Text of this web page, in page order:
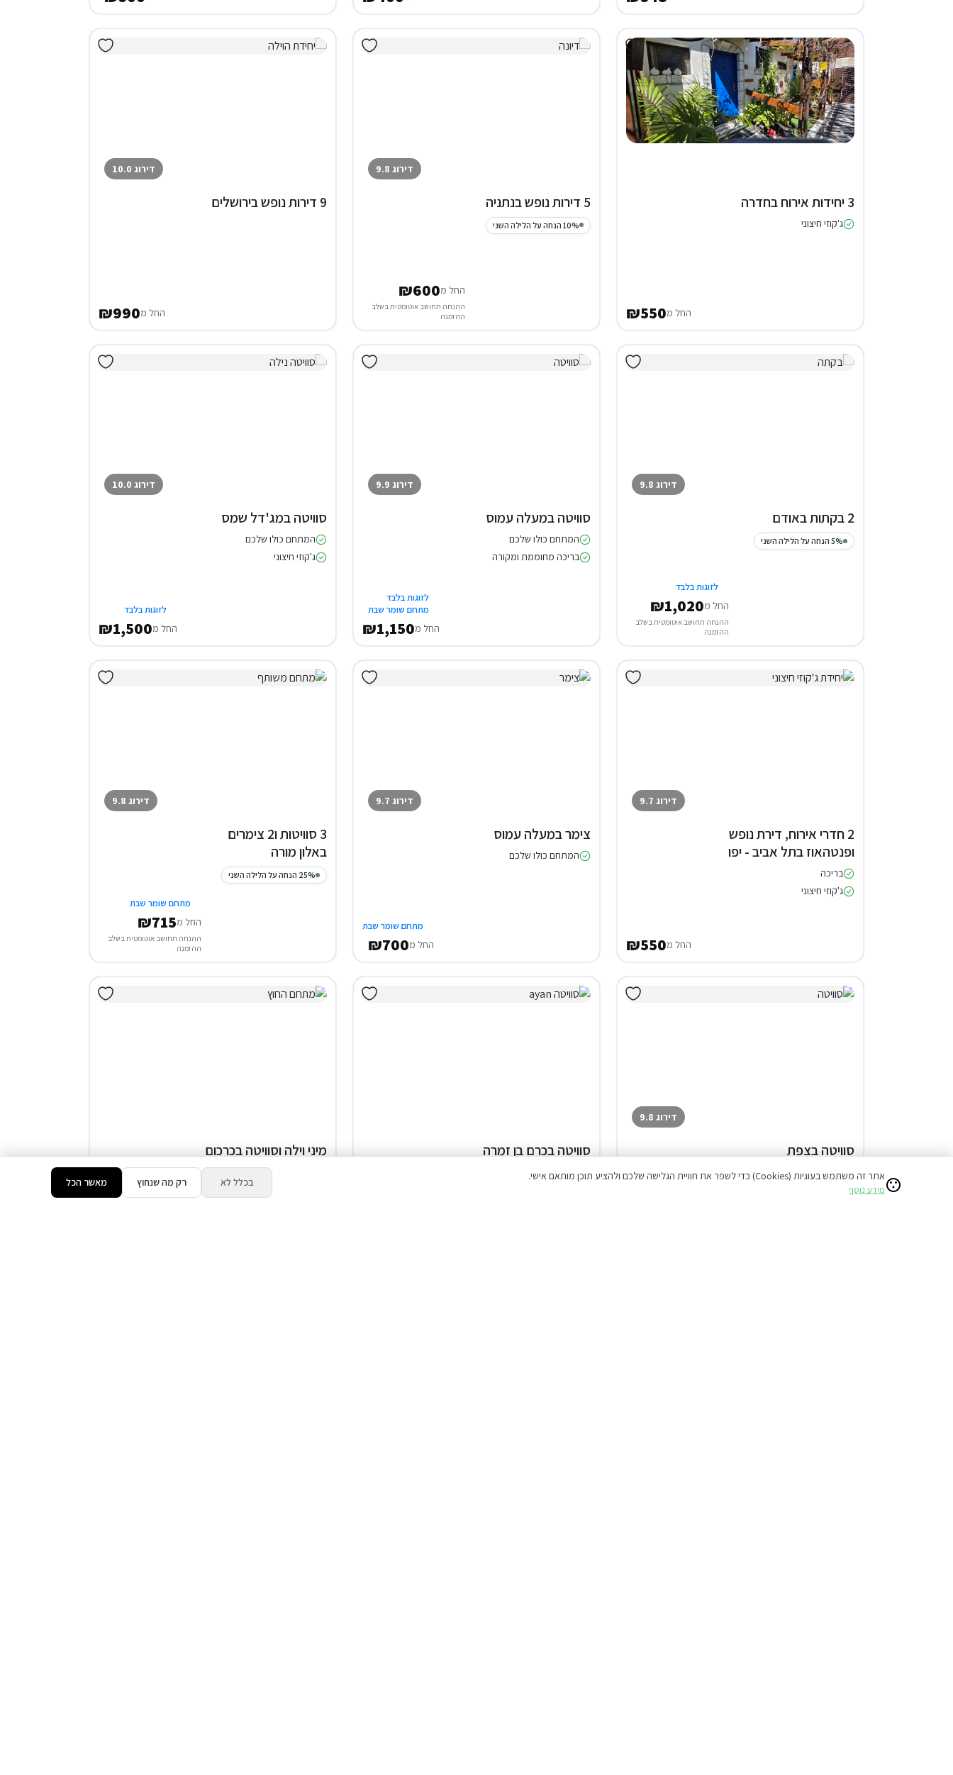
3 יחידות אירוח בחדרה
ג'קוזי חיצוני
החל מ₪550
דירוג 9.8
5 דירות נופש בנתניה
10% הנחה על הלילה השני
החל מ₪600
ההנחה תחושב אוטומטית בשלב
ההזמנה
דירוג 10.0
9 דירות נופש בירושלים
החל מ₪990
דירוג 9.8
2 בקתות באודם
5% הנחה על הלילה השני
לזוגות בלבד
החל מ₪1,020
ההנחה תחושב אוטומטית בשלב
ההזמנה
דירוג 9.9
סוויטה במעלה עמוס
המתחם כולו שלכם
בריכה מחוממת ומקורה
לזוגות בלבד
מתחם שומר שבת
החל מ₪1,150
דירוג 10.0
סוויטה במג'דל שמס
המתחם כולו שלכם
ג'קוזי חיצוני
לזוגות בלבד
החל מ₪1,500
דירוג 9.7
2 חדרי אירוח, דירת נופש
ופנטהאוז בתל אביב - יפו
בריכה
ג'קוזי חיצוני
החל מ₪550
דירוג 9.7
צימר במעלה עמוס
המתחם כולו שלכם
מתחם שומר שבת
החל מ₪700
דירוג 9.8
3 סוויטות ו2 צימרים
באלון מורה
25% הנחה על הלילה השני
מתחם שומר שבת
החל מ₪715
ההנחה תחושב אוטומטית בשלב
ההזמנה
דירוג 9.8
סוויטה בצפת
המתחם כולו שלכם
סוויטה בכרם בן זמרה
5% הנחת דקה 90
מיני וילה וסוויטה בכרכום
בריכה ( מגודרת ) אתר זה משתמש בעוגיות (Cookies) כדי לשפר את חוויית הגלישה שלכם ולהציע תוכן מותאם אישי.
מידע נוסף
בכלל לא רק מה שנחוץ מאשר הכל